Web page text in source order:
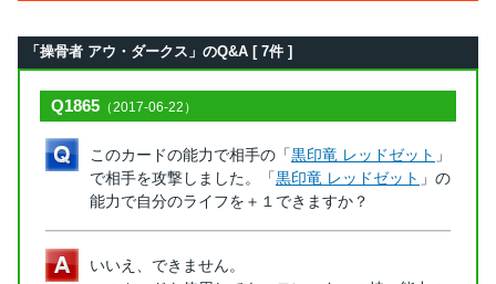
「操骨者 アウ・ダークス」のQ&A [ 7件 ]
Q1865 （2017-06-22）
このカードの能力で相手の「黒印竜 レッドゼット 」
で相手を攻撃しました。「黒印竜 レッドゼット 」の
能力で自分のライフを＋１できますか？
いいえ、できません。